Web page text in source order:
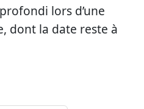
lors d’une
dont la date reste à